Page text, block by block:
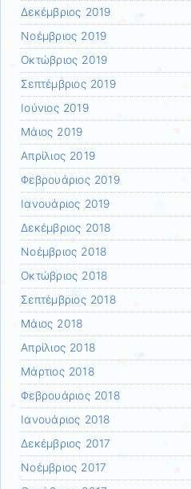
Δεκέμβριος 2019
Νοέμβριος 2019
Οκτώβριος 2019
Σεπτέμβριος 2019
Ιούνιος 2019
Μάιος 2019
Απρίλιος 2019
Φεβρουάριος 2019
Ιανουάριος 2019
Δεκέμβριος 2018
Νοέμβριος 2018
Οκτώβριος 2018
Σεπτέμβριος 2018
Μάιος 2018
Απρίλιος 2018
Μάρτιος 2018
Φεβρουάριος 2018
Ιανουάριος 2018
Δεκέμβριος 2017
Νοέμβριος 2017